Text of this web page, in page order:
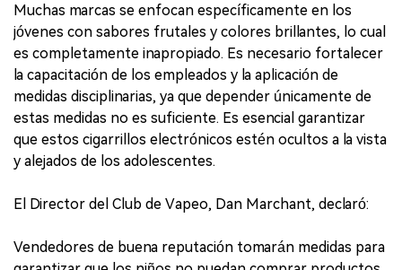
Muchas marcas se enfocan específicamente en los
jóvenes con sabores frutales y colores brillantes, lo cual
es completamente inapropiado. Es necesario fortalecer
la capacitación de los empleados y la aplicación de
medidas disciplinarias, ya que depender únicamente de
estas medidas no es suficiente. Es esencial garantizar
que estos cigarrillos electrónicos estén ocultos a la vista
y alejados de los adolescentes.
El Director del Club de Vapeo, Dan Marchant, declaró:
Vendedores de buena reputación tomarán medidas para